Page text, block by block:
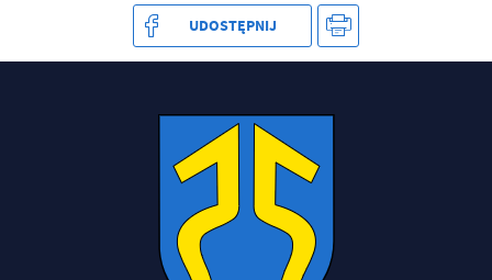
UDOSTĘPNIJ